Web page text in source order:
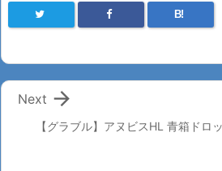
B!
【グラブル】アヌビスHL 青箱ドロ

Next